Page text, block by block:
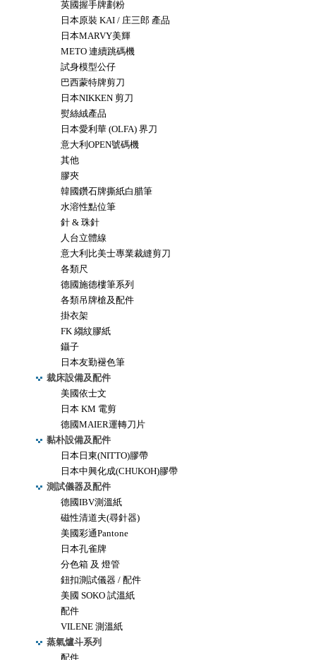
英國握手牌劃粉
日本原裝 KAI / 庄三郎 產品
日本MARVY美輝
METO 連續跳碼機
試身模型公仔
巴西蒙特牌剪刀
日本NIKKEN 剪刀
熨絲絨產品
日本愛利華 (OLFA) 界刀
意大利OPEN號碼機
其他
膠夾
韓國鑽石牌撕紙白腊筆
水溶性點位筆
針 & 珠針
人台立體線
意大利比美士專業裁縫剪刀
各類尺
德國施德樓筆系列
各類吊牌槍及配件
掛衣架
FK 縐紋膠紙
鑷子
日本友勤褪色筆
裁床設備及配件
美國依士文
日本 KM 電剪
德國MAIER運轉刀片
黏朴設備及配件
日本日東(NITTO)膠帶
日本中興化成(CHUKOH)膠帶
測試儀器及配件
德國IBV測溫紙
磁性清道夫(尋針器)
美國彩通Pantone
日本孔雀牌
分色箱 及 燈管
鈕扣測試儀器 / 配件
美國 SOKO 試溫紙
配件
VILENE 測溫紙
蒸氣爐斗系列
配件